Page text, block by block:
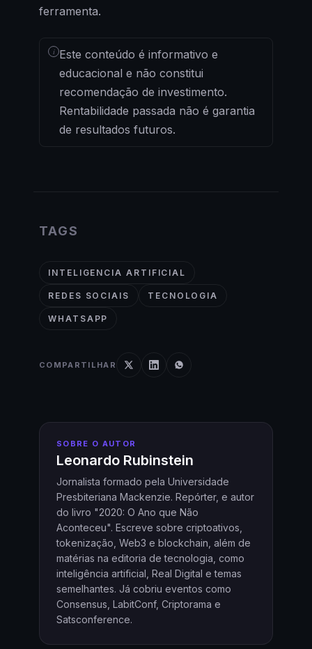
ferramenta.
i Este conteúdo é informativo e
educacional e não constitui
recomendação de investimento.
Rentabilidade passada não é garantia
de resultados futuros.
TAGS
INTELIGENCIA ARTIFICIAL
REDES SOCIAIS TECNOLOGIA
WHATSAPP
COMPARTILHAR
SOBRE O AUTOR
Leonardo Rubinstein
Jornalista formado pela Universidade
Presbiteriana Mackenzie. Repórter, e autor
do livro "2020: O Ano que Não
Aconteceu". Escreve sobre criptoativos,
tokenização, Web3 e blockchain, além de
matérias na editoria de tecnologia, como
inteligência artificial, Real Digital e temas
semelhantes. Já cobriu eventos como
Consensus, LabitConf, Criptorama e
Satsconference.